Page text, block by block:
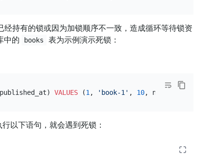
持有的锁或因为加锁顺序不一致，造成循环等待锁资
中的 books 表为示例演示死锁：
VALUES (1 , 'book-1' , 10, now()), (
以下语句，就会遇到死锁：